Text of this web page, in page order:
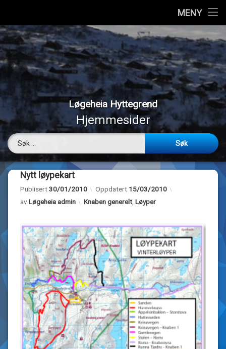
MENY
Vedtekter
Styremedlemmer
Medlemmer
Værmeldinger
Panoramabilder
Bilder
Webkamera
Om…
Hopp
til
innhold
Løgeheia Hyttegrend
Hjemmesider
Nytt løypekart
Publisert30/01/2010 Oppdatert 15/03/2010
avLøgeheia admin Kategorier:
Knaben generelt Løyper